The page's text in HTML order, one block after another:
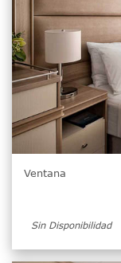
Ventana
Sin Disponibilidad